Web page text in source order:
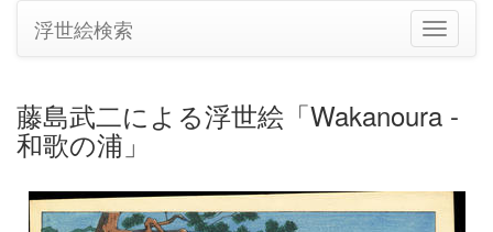
ナ
ビ
シ
切
浮世絵検索
藤島武二による浮世絵「Wakanoura -
和歌の浦」